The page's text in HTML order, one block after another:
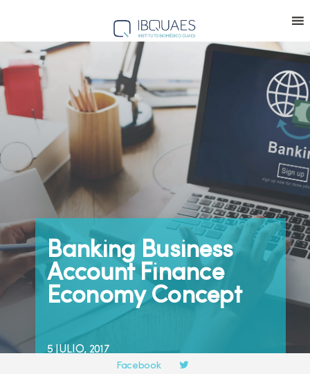
Banking Business
Account Finance
Economy Concept
5 JULIO, 2017Compartir en:
Facebook